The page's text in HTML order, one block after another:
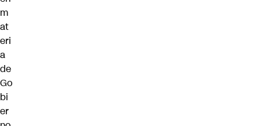
m
at
eri
a
de
Go
bi
er